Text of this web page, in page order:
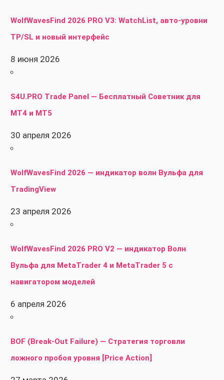
WolfWavesFind 2026 PRO V3: WatchList, авто-уровни
TP/SL и новый интерфейс
8 июня 2026
S4U.PRO Trade Panel — Бесплатный Советник для
MT4 и MT5
30 апреля 2026
WolfWavesFind 2026 — индикатор волн Вульфа для
TradingView
23 апреля 2026
WolfWavesFind 2026 PRO V2 — индикатор Волн
Вульфа для MetaTrader 4 и MetaTrader 5 с
навигатором моделей
6 апреля 2026
BOF (Break-Out Failure) — Стратегия торговли
ложного пробоя уровня [Price Action]